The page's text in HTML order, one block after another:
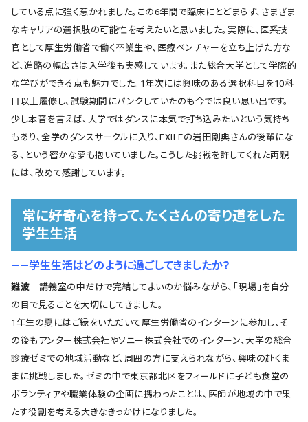
している点に強く惹かれました。この6年間で臨床にとどまらず、さまざま
なキャリアの選択肢の可能性を考えたいと思いました。実際に、医系技
官として厚生労働省で働く卒業生や、医療ベンチャーを立ち上げた方な
ど、進路の幅広さは入学後も実感しています。また総合大学として学際的
な学びができる点も魅力でした。1年次には興味のある選択科目を10科
目以上履修し、試験期間にパンクしていたのも今では良い思い出です。
少し本音を言えば、大学ではダンスに本気で打ち込みたいという気持ち
もあり、全学のダンスサークルに入り、EXILEの岩田剛典さんの後輩にな
る、という密かな夢も抱いていました。こうした挑戦を許してくれた両親
には、改めて感謝しています。
常に好奇心を持って、たくさんの寄り道をした
学生生活
――学生生活はどのように過ごしてきましたか？
難波 講義室の中だけで完結してよいのか悩みながら、「現場」を自分
の目で見ることを大切にしてきました。
1年生の夏にはご縁をいただいて厚生労働省のインターンに参加し、そ
の後もアンター株式会社やソニー株式会社でのインターン、大学の総合
診療ゼミでの地域活動など、周囲の方に支えられながら、興味の赴くま
まに挑戦しました。ゼミの中で東京都北区をフィールドに子ども食堂の
ボランティアや職業体験の企画に携わったことは、医師が地域の中で果
たす役割を考える大きなきっかけになりました。